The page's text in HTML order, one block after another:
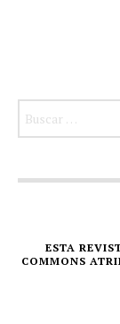
ESTA
COMMONS